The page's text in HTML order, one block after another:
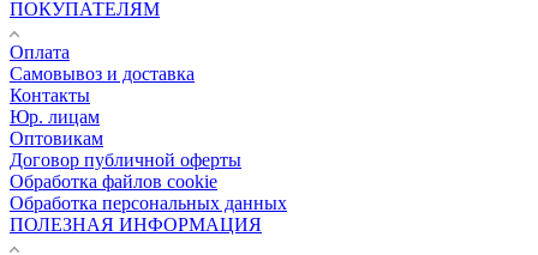
ПОКУПАТЕЛЯМ
Оплата
Самовывоз и доставка
Контакты
Юр. лицам
Оптовикам
Договор публичной оферты
Обработка файлов cookie
Обработка персональных данных
ПОЛЕЗНАЯ ИНФОРМАЦИЯ